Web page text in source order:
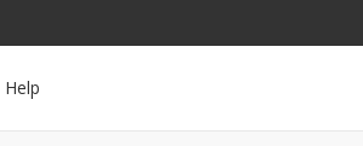
Help